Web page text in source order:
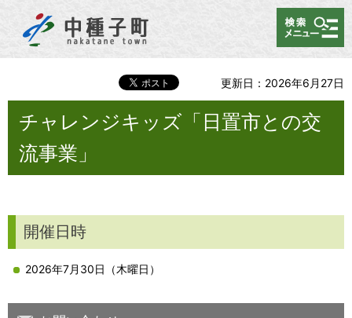
メニュー
更新日：2026年6月27日
チャレンジキッズ「日置市との交
流事業」
開催日時
2026年7月30日（木曜日）